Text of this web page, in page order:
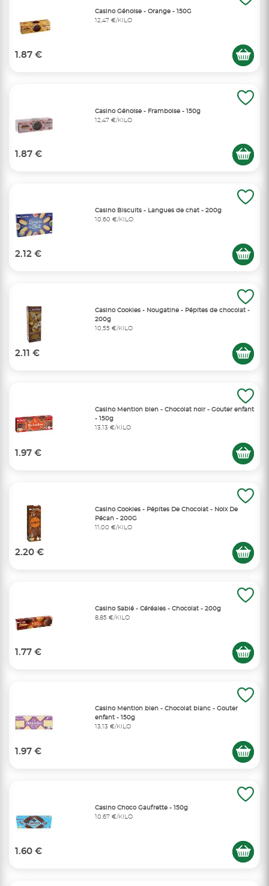
Casino Génoise - Orange - 150G
12,47 €/KILO
1.87 €
Casino Génoise - Framboise - 150g
12,47 €/KILO
1.87 €
Casino Biscuits - Langues de chat - 200g
10,60 €/KILO
2.12 €
Casino Cookies - Nougatine - Pépites de chocolat -
200g
10,55 €/KILO
2.11 €
Casino Mention bien - Chocolat noir - Gouter enfant
- 150g
13,13 €/KILO
1.97 €
Casino Cookies - Pépites De Chocolat - Noix De
Pécan - 200G
11,00 €/KILO
2.20 €
Casino Sablé - Céréales - Chocolat - 200g
8,85 €/KILO
1.77 €
Casino Mention bien - Chocolat blanc - Gouter
enfant - 150g
13,13 €/KILO
1.97 €
Casino Choco Gaufrette - 150g
10,67 €/KILO
1.60 €